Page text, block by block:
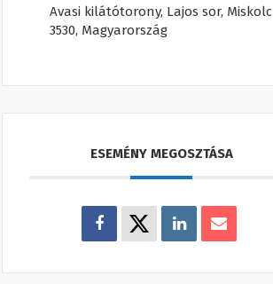
Avasi kilátótorony, Lajos sor, Miskolc
3530, Magyarország
ESEMÉNY MEGOSZTÁSA